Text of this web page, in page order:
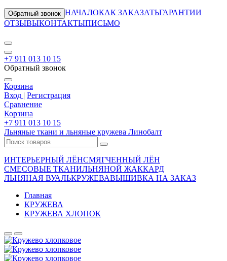
Обратный звонок НАЧАЛОКАК ЗАКАЗАТЬГАРАНТИИ
ОТЗЫВЫКОНТАКТЫПИСЬМО
+7 911 013 10 15
Обратный звонок
Корзина
Вход | Регистрация
Сравнение
Корзина
+7 911 013 10 15
Льняные ткани и льняные кружева Линобалт
ИНТЕРЬЕРНЫЙ ЛЁНСМЯГЧЕННЫЙ ЛЁН
СМЕСОВЫЕ ТКАНИЛЬНЯНОЙ ЖАККАРД
ЛЬНЯНАЯ ВУАЛЬКРУЖЕВАВЫШИВКА НА ЗАКАЗ
Главная
КРУЖЕВА
КРУЖЕВА ХЛОПОК